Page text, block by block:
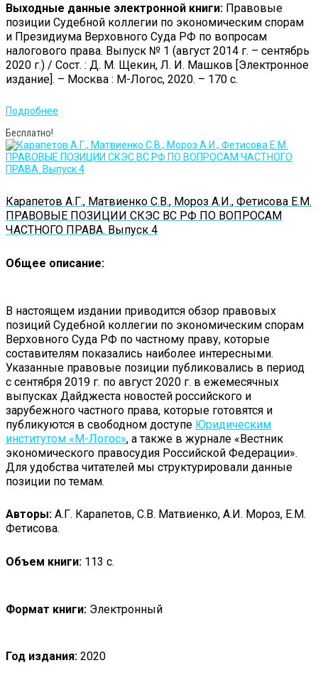
Выходные данные электронной книги: Правовые
позиции Судебной коллегии по экономическим спорам
и Президиума Верховного Суда РФ по вопросам
налогового права. Выпуск № 1 (август 2014 г. – сентябрь
2020 г.) / Сост. : Д. М. Щекин, Л. И. Машков [Электронное
издание]. – Москва : М-Логос, 2020. – 170 с.
Подробнее
Бесплатно!
Карапетов А.Г., Матвиенко С.В., Мороз А.И., Фетисова Е.М.
ПРАВОВЫЕ ПОЗИЦИИ СКЭС ВС РФ ПО ВОПРОСАМ
ЧАСТНОГО ПРАВА. Выпуск 4
Общее описание:
В настоящем издании приводится обзор правовых
позиций Судебной коллегии по экономическим спорам
Верховного Суда РФ по частному праву, которые
составителям показались наиболее интересными.
Указанные правовые позиции публиковались в период
с сентября 2019 г. по август 2020 г. в ежемесячных
выпусках Дайджеста новостей российского и
зарубежного частного права, которые готовятся и
публикуются в свободном доступе Юридическим
институтом «М-Логос», а также в журнале «Вестник
экономического правосудия Российской Федерации».
Для удобства читателей мы структурировали данные
позиции по темам.
Авторы: А.Г. Карапетов, С.В. Матвиенко, А.И. Мороз, Е.М.
Фетисова.
Объем книги: 113 с.
Формат книги: Электронный
Год издания: 2020